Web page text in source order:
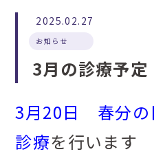
2025.02.27
お知らせ
3月の診療予定
3月20日 春分
診療を行います